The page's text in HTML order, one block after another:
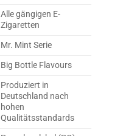
Alle gängigen E-
Zigaretten
Mr. Mint Serie
Big Bottle Flavours
Produziert in
Deutschland nach
hohen
Qualitätsstandards